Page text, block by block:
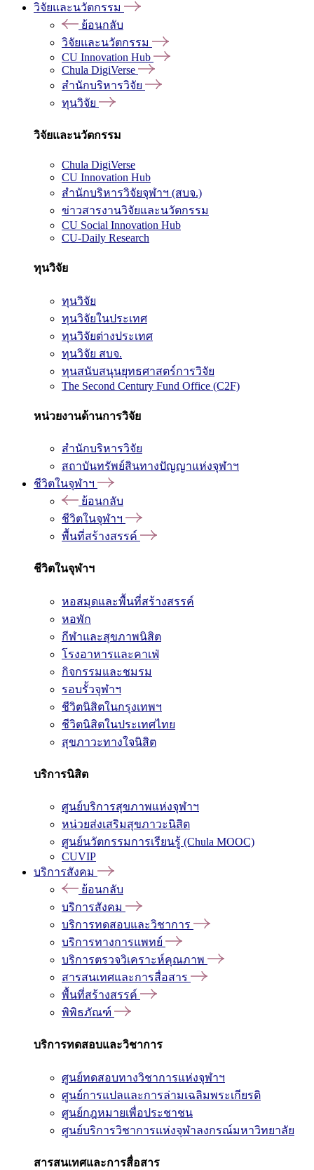
วิจัยและนวัตกรรม
ย้อนกลับ
วิจัยและนวัตกรรม
CU Innovation Hub
Chula DigiVerse
สำนักบริหารวิจัย
ทุนวิจัย
วิจัยและนวัตกรรม
Chula DigiVerse
CU Innovation Hub
สำนักบริหารวิจัยจุฬาฯ (สบจ.)
ข่าวสารงานวิจัยและนวัตกรรม
CU Social Innovation Hub
CU-Daily Research
ทุนวิจัย
ทุนวิจัย
ทุนวิจัยในประเทศ
ทุนวิจัยต่างประเทศ
ทุนวิจัย สบจ.
ทุนสนับสนุนยุทธศาสตร์การวิจัย
The Second Century Fund Office (C2F)
หน่วยงานด้านการวิจัย
สำนักบริหารวิจัย
สถาบันทรัพย์สินทางปัญญาแห่งจุฬาฯ
ชีวิตในจุฬาฯ
ย้อนกลับ
ชีวิตในจุฬาฯ
พื้นที่สร้างสรรค์
ชีวิตในจุฬาฯ
หอสมุดและพื้นที่สร้างสรรค์
หอพัก
กีฬาและสุขภาพนิสิต
โรงอาหารและคาเฟ่
กิจกรรมและชมรม
รอบรั้วจุฬาฯ
ชีวิตนิสิตในกรุงเทพฯ
ชีวิตนิสิตในประเทศไทย
สุขภาวะทางใจนิสิต
บริการนิสิต
ศูนย์บริการสุขภาพแห่งจุฬาฯ
หน่วยส่งเสริมสุขภาวะนิสิต
ศูนย์นวัตกรรมการเรียนรู้ (Chula MOOC)
CUVIP
บริการสังคม
ย้อนกลับ
บริการสังคม
บริการทดสอบและวิชาการ
บริการทางการแพทย์
บริการตรวจวิเคราะห์คุณภาพ
สารสนเทศและการสื่อสาร
พื้นที่สร้างสรรค์
พิพิธภัณฑ์
บริการทดสอบและวิชาการ
ศูนย์ทดสอบทางวิชาการแห่งจุฬาฯ
ศูนย์การแปลและการล่ามเฉลิมพระเกียรติ
ศูนย์กฎหมายเพื่อประชาชน
ศูนย์บริการวิชาการแห่งจุฬาลงกรณ์มหาวิทยาลัย
สารสนเทศและการสื่อสาร